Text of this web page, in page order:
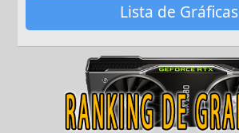
Lista de Gráficas